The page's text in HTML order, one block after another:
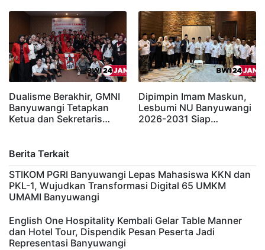
Dualisme Berakhir, GMNI
Banyuwangi Tetapkan
Ketua dan Sekretaris…
Dipimpin Imam Maskun,
Lesbumi NU Banyuwangi
2026-2031 Siap…
Berita Terkait
STIKOM PGRI Banyuwangi Lepas Mahasiswa KKN dan
PKL-1, Wujudkan Transformasi Digital 65 UMKM
UMAMI Banyuwangi
English One Hospitality Kembali Gelar Table Manner
dan Hotel Tour, Dispendik Pesan Peserta Jadi
Representasi Banyuwangi